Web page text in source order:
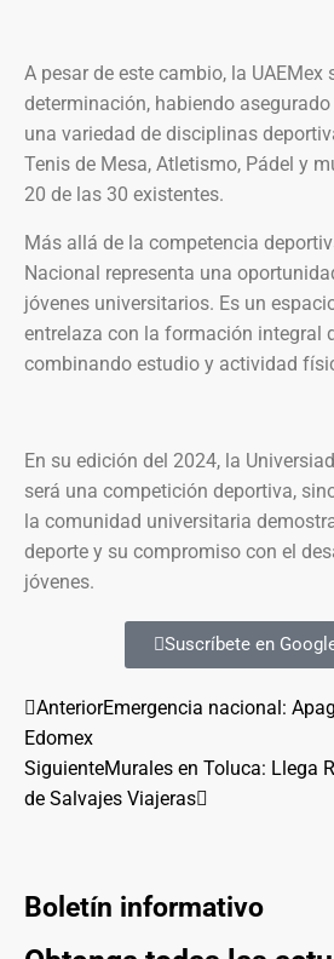
A pesar de este cambio, la UAEMex
determinación, habiendo
una variedad de disciplinas
Tenis de Mesa, Atletismo, Pádel y
20 de las 30 existentes.
Más allá de la competencia
Nacional representa una
jóvenes universitarios. Es un
entrelaza con la formación integral
combinando estudio y actividad
En su edición del 2024, la
será una competición deportiva,
la comunidad universitaria
deporte y su compromiso con el
jóvenes.
Suscríbete en
AnteriorEmergencia nacional:
Edomex
SiguienteMurales en Toluca: Llega
de Salvajes Viajeras
Boletín informativo